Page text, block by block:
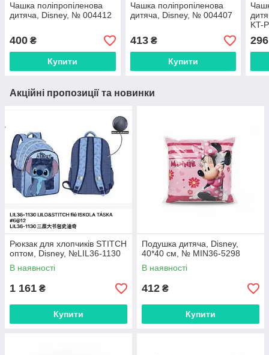
Чашка поліпропіленова
дитяча, Disney, № 004412
400 ₴
Купити
Чашка поліпропіленова
дитяча, Disney, № 004407
413₴
Купити
KT-
296
Акційні пропозиції та новинки
Рюкзак для хлопчиків STITCH
оптом, Disney, №LIL36-1130
В наявності
1 161 ₴
Купити
Подушка дитяча, Disney,
40*40 см, № MIN36-5298
В наявності
412 ₴
Купити